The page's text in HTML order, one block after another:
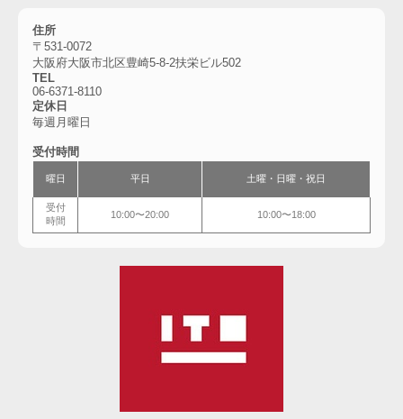
住所
〒531-0072
大阪府大阪市北区豊崎5-8-2扶栄ビル502
TEL
06-6371-8110
定休日
毎週月曜日
受付時間
曜日 平日 土曜・ 日曜・祝日
受付
時間
10:00〜20:00 10:00〜18:00